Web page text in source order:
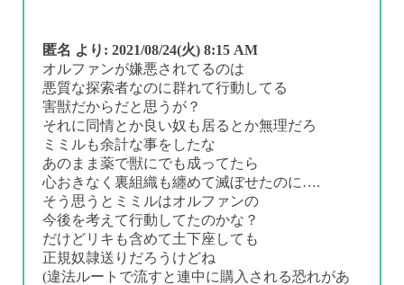
匿名 より: 2021/08/24(火) 8:15 AM
オルファンが嫌悪されてるのは
悪質な探索者なのに群れて行動してる
害獣だからだと思うが？
それに同情とか良い奴も居るとか無理だろ
ミミルも余計な事をしたな
あのまま薬で獣にでも成ってたら
心おきなく裏組織も纏めて滅ぼせたのに….
そう思うとミミルはオルファンの
今後を考えて行動してたのかな？
だけどリキも含めて土下座しても
正規奴隷送りだろうけどね
(違法ルートで流すと連中に購入される恐れがあ